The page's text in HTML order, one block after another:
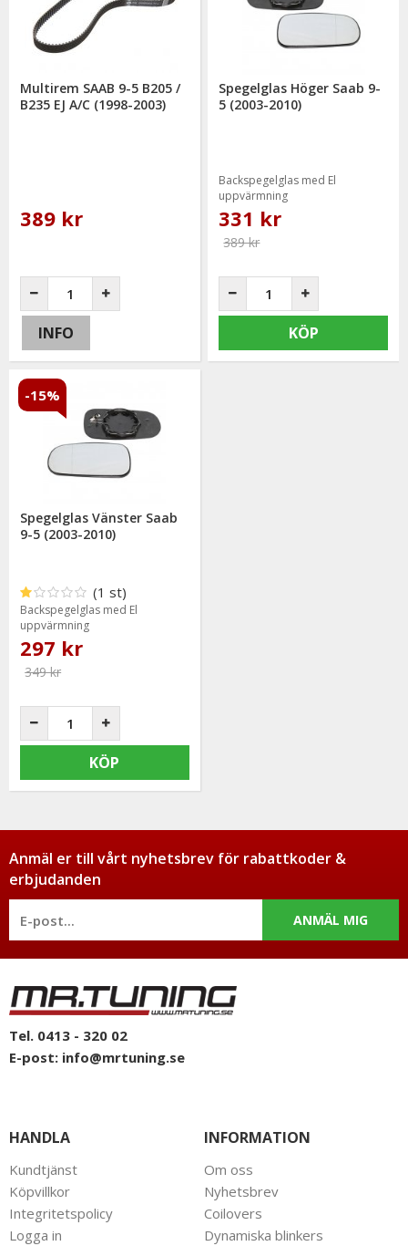
telefon: 0413-32002. Ni når oss även via
mail: info@mrtuning.se
Multirem SAAB 9-5 B205 /
B235 EJ A/C (1998-2003)
389 kr
INFO
Spegelglas Höger Saab 9-
5 (2003-2010)
Backspegelglas med El
uppvärmning
331 kr
389 kr
KÖP
Spegelglas Vänster Saab
9-5 (2003-2010)
(1 st)
Backspegelglas med El
uppvärmning
297 kr
349 kr
-15%
KÖP
Anmäl er till vårt nyhetsbrev för rabattkoder &
erbjudanden
ANMÄL MIG
Tel. 0413 - 320 02
E-post: info@mrtuning.se
HANDLA
Kundtjänst
Köpvillkor
Integritetspolicy
Logga in
INFORMATION
Om oss
Nyhetsbrev
Coilovers
Dynamiska blinkers